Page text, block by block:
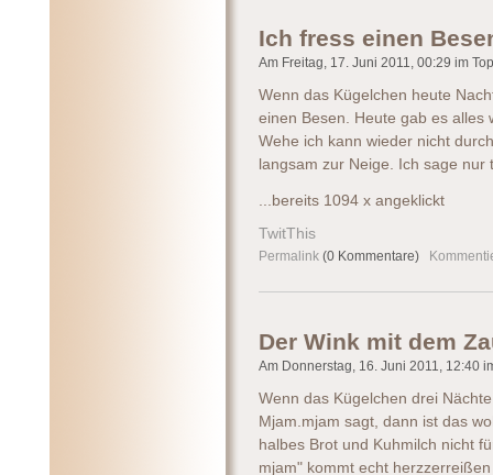
Ich fress einen
Am Freitag, 17. Juni 2011, 00:29 im
Wenn das Kügelchen heute
einen Besen. Heute gab es alles
Wehe ich kann wieder nicht
langsam zur Neige. Ich sage
...bereits 1094 x angeklickt
TwitThis
Permalink (0 Kommentare)
Der Wink mit dem
Am Donnerstag, 16. Juni 2011, 12:40
Wenn das Kügelchen drei
Mjam.mjam sagt, dann ist das
halbes Brot und Kuhmilch nicht
mjam" kommt echt